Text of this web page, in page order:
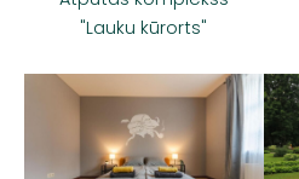
"Lauku kūrorts"